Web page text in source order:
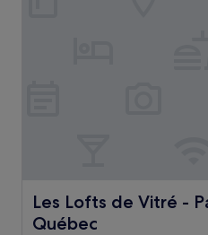
Les Lofts de Vitré -
Québec
Les Lofts de Vitré - Par